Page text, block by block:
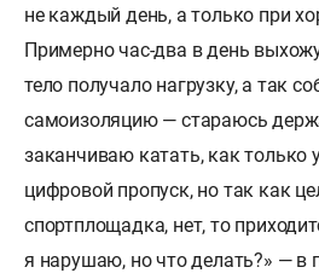
не каждый день, а только при
Примерно час-два в день
тело получало нагрузку, а так
самоизоляцию — стараюсь
заканчиваю катать, как только
цифровой пропуск, но так как
спортплощадка, нет, то
я нарушаю, но что делать?» — в